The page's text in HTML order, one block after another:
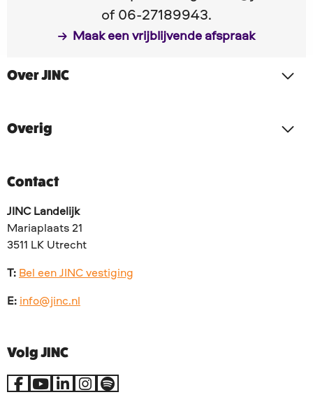
of 06-27189943.
Maak een vrijblijvende afspraak
Over JINC
Overig
Contact
JINC Landelijk
Mariaplaats 21
3511 LK Utrecht
T: Bel een JINC vestiging
E: info@jinc.nl
Volg JINC
GaGaGaGaGo